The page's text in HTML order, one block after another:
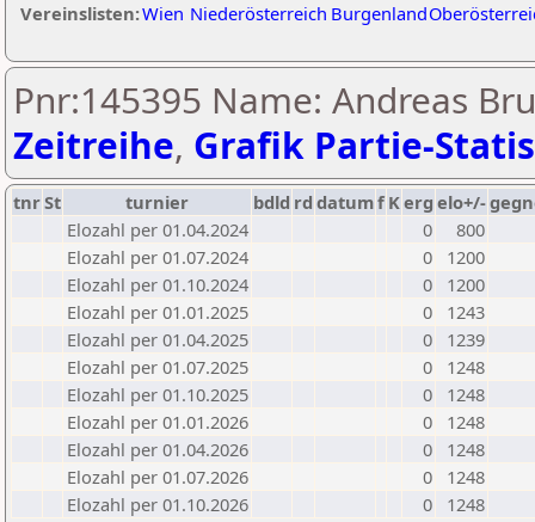
Vereinslisten:Wien Niederösterreich Burgenland
Pnr:145395 Name: Andreas
Zeitreihe, Grafik Partie-
tnrSt turnier bdld rd datumf Kerg elo+/-
Elozahl per 01.04.2024
0
800
Elozahl per 01.07.2024
0
1200
Elozahl per 01.10.2024
0
1200
Elozahl per 01.01.2025
0
1243
Elozahl per 01.04.2025
0
1239
Elozahl per 01.07.2025
0
1248
Elozahl per 01.10.2025
0
1248
Elozahl per 01.01.2026
0
1248
Elozahl per 01.04.2026
0
1248
Elozahl per 01.07.2026
0
1248
Elozahl per 01.10.2026
0 1248